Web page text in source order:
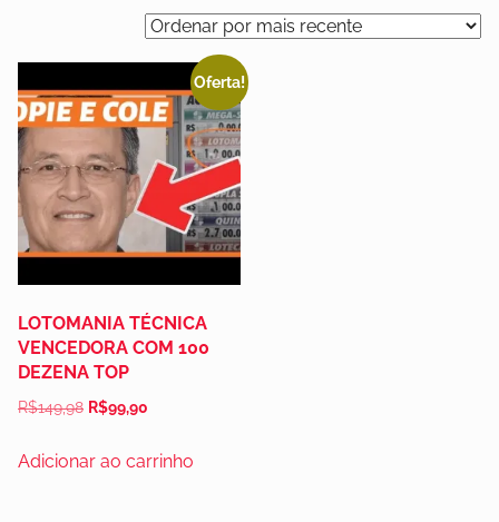
Oferta!
LOTOMANIA TÉCNICA
VENCEDORA COM 100
DEZENA TOP
R$149,98 R$99,90
Adicionar ao carrinho